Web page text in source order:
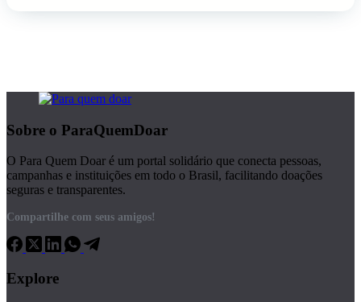
Sobre o ParaQuemDoar
O Para Quem Doar é um portal solidário que conecta pessoas,
campanhas e instituições em todo o Brasil, facilitando doações
seguras e transparentes.
Compartilhe com seus amigos!
Explore